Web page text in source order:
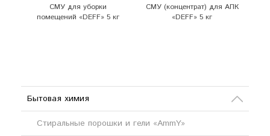
СМУ для уборки
помещений «DEFF» 5 кг
СМУ (концентрат) для АПК
«DEFF» 5 кг
Бытовая химия
Стиральные порошки и гели «AmmY»